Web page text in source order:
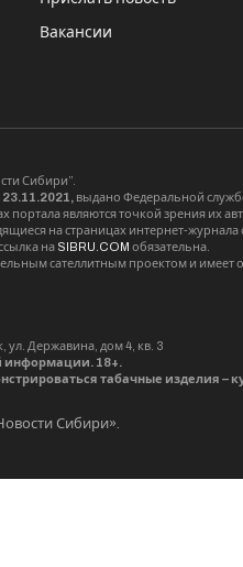
Вакансии
Сибири”.
выдано Федеральной
являются точкой зрения их
на страницах интернет-
на SIBRU.COM обязательна.
сателлитным проектом и
ул. Державина, дом 4, кв. 3
информации. 18+.
табачные изделия –
Сибири».